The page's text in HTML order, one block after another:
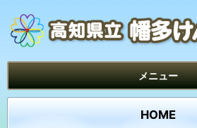
メニュー
HOME